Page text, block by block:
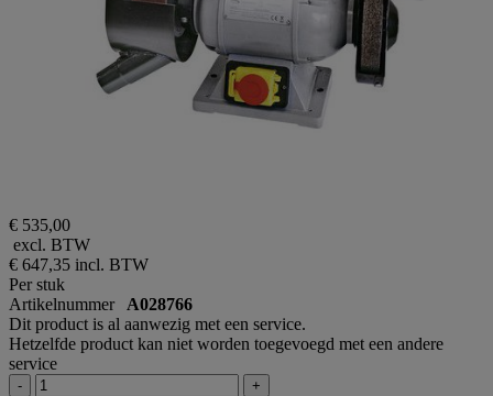
€ 535,00
excl. BTW
€ 647,35 incl. BTW
Per stuk
Artikelnummer A028766
Dit product is al aanwezig met een service.
Hetzelfde product kan niet worden toegevoegd met een andere
service
- +